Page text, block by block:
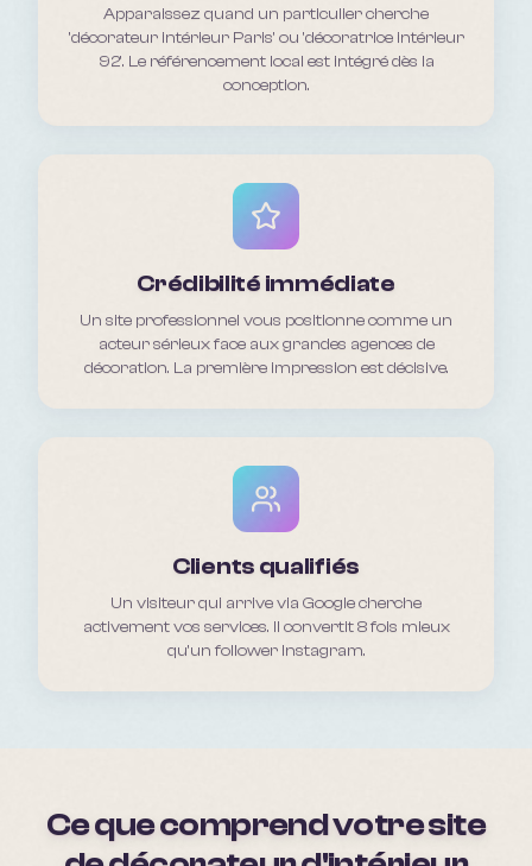
Apparaissez quand un particulier cherche
'décorateur intérieur Paris' ou 'décoratrice intérieur
92'. Le référencement local est intégré dès la
conception.
Crédibilité immédiate
Un site professionnel vous positionne comme un
acteur sérieux face aux grandes agences de
décoration. La première impression est décisive.
Clients qualifiés
Un visiteur qui arrive via Google cherche
activement vos services. Il convertit 8 fois mieux
qu'un follower Instagram.
Ce que comprend votre site